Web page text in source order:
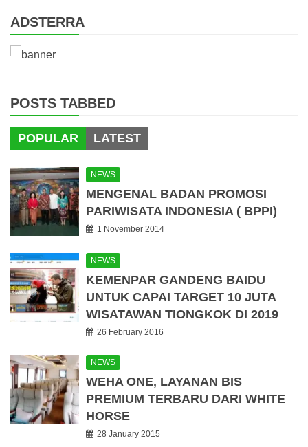
ADSTERRA
POSTS TABBED
POPULAR LATEST
NEWS
MENGENAL BADAN PROMOSI
PARIWISATA INDONESIA ( BPPI)
1 November 2014
NEWS
KEMENPAR GANDENG BAIDU
UNTUK CAPAI TARGET 10 JUTA
WISATAWAN TIONGKOK DI 2019
26 February 2016
NEWS
WEHA ONE, LAYANAN BIS
PREMIUM TERBARU DARI WHITE
HORSE
28 January 2015